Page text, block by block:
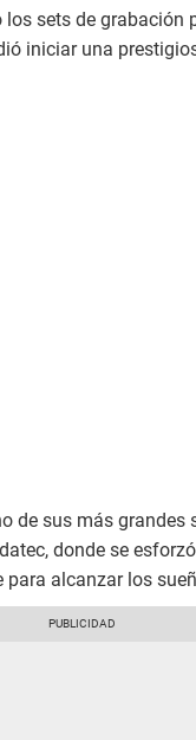
sets de grabación
iniciar una
de sus más grandes
donde se
para alcanzar los